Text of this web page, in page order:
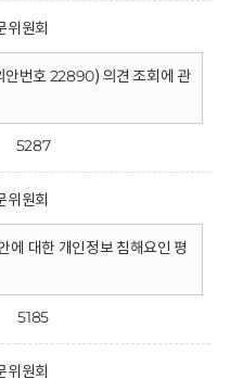
위원회
안번호 22890) 의견 조회에 관
5287
위원회
에 대한 개인정보 침해요인 평
5185
위원회